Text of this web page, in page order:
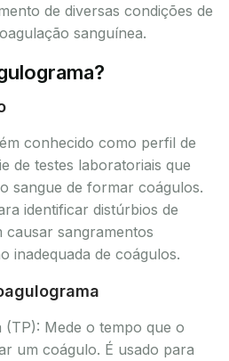
de diversas condições de
sanguínea.
conhecido como perfil de
de testes laboratoriais que
sangue de formar coágulos.
identificar distúrbios de
causar sangramentos
inadequada de coágulos.
Mede o tempo que o
um coágulo. É usado para